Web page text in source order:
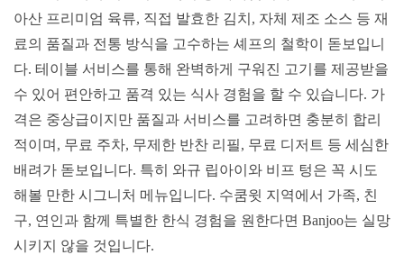
아산 프리미엄 육류, 직접 발효한 김치, 자체 제조 소스 등 재
료의 품질과 전통 방식을 고수하는 셰프의 철학이 돋보입니
다. 테이블 서비스를 통해 완벽하게 구워진 고기를 제공받을
수 있어 편안하고 품격 있는 식사 경험을 할 수 있습니다. 가
격은 중상급이지만 품질과 서비스를 고려하면 충분히 합리
적이며, 무료 주차, 무제한 반찬 리필, 무료 디저트 등 세심한
배려가 돋보입니다. 특히 와규 립아이와 비프 텅은 꼭 시도
해볼 만한 시그니처 메뉴입니다. 수쿰윗 지역에서 가족, 친
구, 연인과 함께 특별한 한식 경험을 원한다면 Banjoo는 실망
시키지 않을 것입니다.